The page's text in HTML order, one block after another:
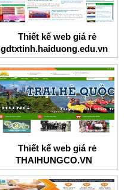
Thiết kế web giá rẻ
gdtxtinh.haiduong.edu.vn
Thiết kế web giá rẻ
THAIHUNGCO.VN